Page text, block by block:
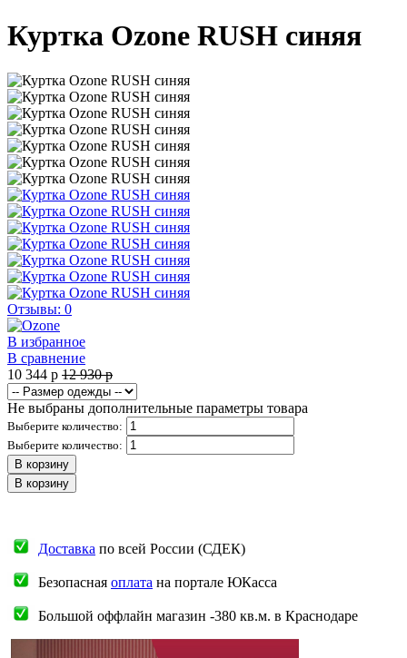
Куртка Ozone RUSH синяя
Отзывы: 0
В избранное
В сравнение
10 344 p 12 930 p
Не выбраны дополнительные параметры товара
Выберите количество:
Выберите количество:
В корзину
В корзину
Доставка по всей России (СДЕК)
Безопасная оплата на портале ЮКасса
Большой оффлайн магазин -380 кв.м. в Краснодаре